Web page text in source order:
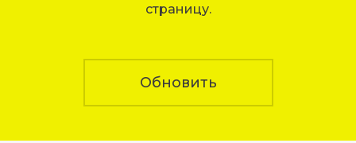
страницу.
Обновить